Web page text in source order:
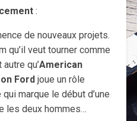
:
de nouveaux projets.
qu’il veut tourner comme
qu’American
Ford joue un rôle
marque le début d’une
les deux hommes…